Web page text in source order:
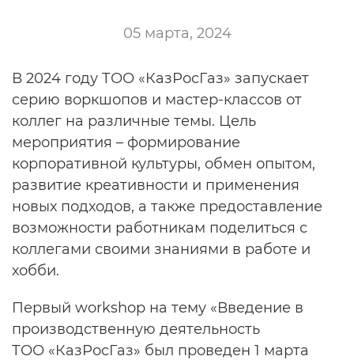
05 марта, 2024
В 2024 году ТОО «КазРосГаз» запускает
серию воркшопов и мастер-классов от
коллег на различные темы. Цель
мероприятия – формирование
корпоративной культуры, обмен опытом,
развитие креативности и применения
новых подходов, а также предоставление
возможности работникам поделиться с
коллегами своими знаниями в работе и
хобби.
Первый workshop на тему «Введение в
производственную деятельность
ТОО «КазРосГаз» был проведен 1 марта